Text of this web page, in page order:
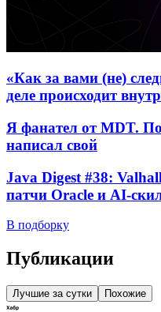
«Как за вами (не)
деле происходит
Я фанател от MDT.
написал свой
Java Digest #38:
патчи Oracle и AI-
В подборку
Публикации
Лучшие за сутки Похожие